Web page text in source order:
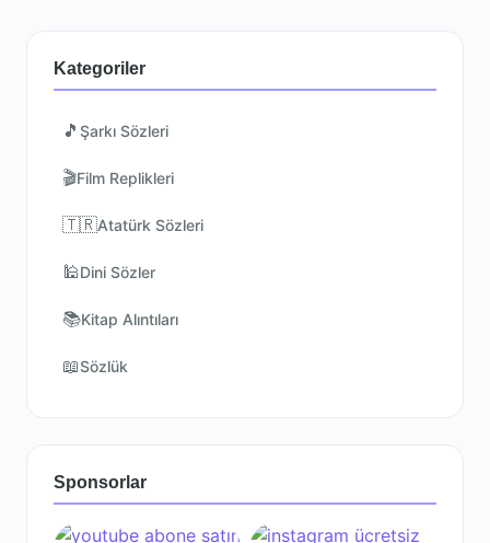
Kategoriler
🎵 Şarkı Sözleri
🎬Film Replikleri
🇹🇷Atatürk Sözleri
🕌Dini Sözler
📚Kitap Alıntıları
📖Sözlük
Sponsorlar